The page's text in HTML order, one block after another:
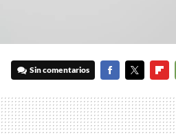
Sin comentarios